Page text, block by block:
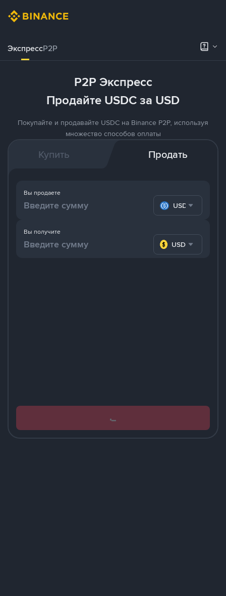
ЭкспрессP2P
P2P Экспресс
Продайте USDC за USD
Покупайте и продавайте USDC на Binance P2P, используя
множество способов оплаты
Купить Продать
Вы получите
USD
Вы продаете
USDC